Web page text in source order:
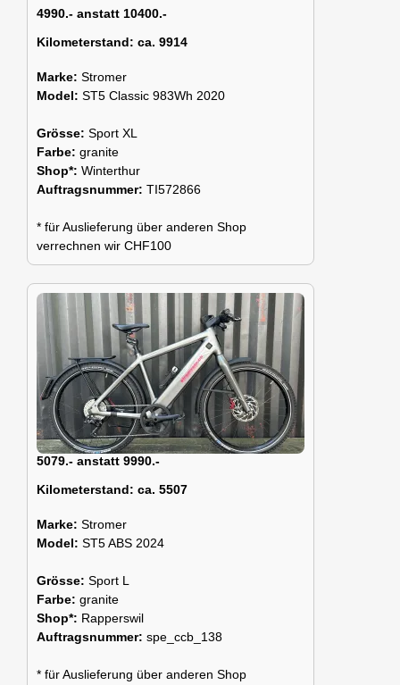
4990.- anstatt 10400.-
Kilometerstand: ca. 9914
Marke: Stromer
Model: ST5 Classic 983Wh 2020
Grösse: Sport XL
Farbe: granite
Shop*: Winterthur
Auftragsnummer: TI572866
* für Auslieferung über anderen Shop
verrechnen wir CHF100
5079.- anstatt 9990.-
Kilometerstand: ca. 5507
Marke: Stromer
Model: ST5 ABS 2024
Grösse: Sport L
Farbe: granite
Shop*: Rapperswil
Auftragsnummer: spe_ccb_138
* für Auslieferung über anderen Shop